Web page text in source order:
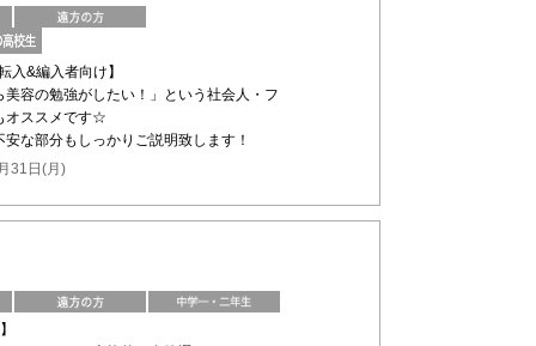
入&編入者向け】
美容の勉強がしたい！」という社会人・フ
オススメです☆
な部分もしっかりご説明致します！
31日(月)